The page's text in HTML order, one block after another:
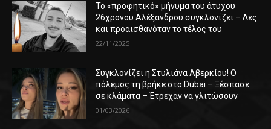
Το «προφητικό» μήνυμα του άτυχου
26χρονου Αλέξανδρου συγκλονίζει – Λες
και προαισθανόταν το τέλος του
22/11/2025
Συγκλονίζει η Στυλιάνα Αβερκίου! Ο
πόλεμος τη βρήκε στο Dubai – Ξέσπασε
σε κλάματα – Έτρεχαν να γλιτώσουν
01/03/2026